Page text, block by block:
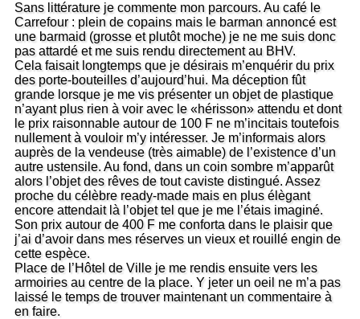
Sans littérature je commente mon parcours. Au café le
Carrefour : plein de copains mais le barman annoncé est
une barmaid (grosse et plutôt moche) je ne me suis donc
pas attardé et me suis rendu directement au BHV.
Cela faisait longtemps que je désirais m’enquérir du prix
des porte-bouteilles d’aujourd’hui. Ma déception fût
grande lorsque je me vis présenter un objet de plastique
n’ayant plus rien à voir avec le «hérisson» attendu et dont
le prix raisonnable autour de 100 F ne m’incitais toutefois
nullement à vouloir m’y intéresser. Je m’informais alors
auprès de la vendeuse (très aimable) de l’existence d’un
autre ustensile. Au fond, dans un coin sombre m’apparût
alors l’objet des rêves de tout caviste distingué. Assez
proche du célèbre ready-made mais en plus élègant
encore attendait là l’objet tel que je me l’étais imaginé.
Son prix autour de 400 F me conforta dans le plaisir que
j’ai d’avoir dans mes réserves un vieux et rouillé engin de
cette espèce.
Place de l’Hôtel de Ville je me rendis ensuite vers les
armoiries au centre de la place. Y jeter un oeil ne m’a pas
laissé le temps de trouver maintenant un commentaire à
en faire.